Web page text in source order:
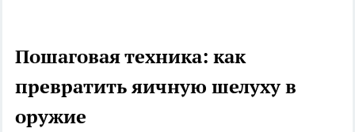
Пошаговая техника: как
превратить яичную шелуху в
оружие